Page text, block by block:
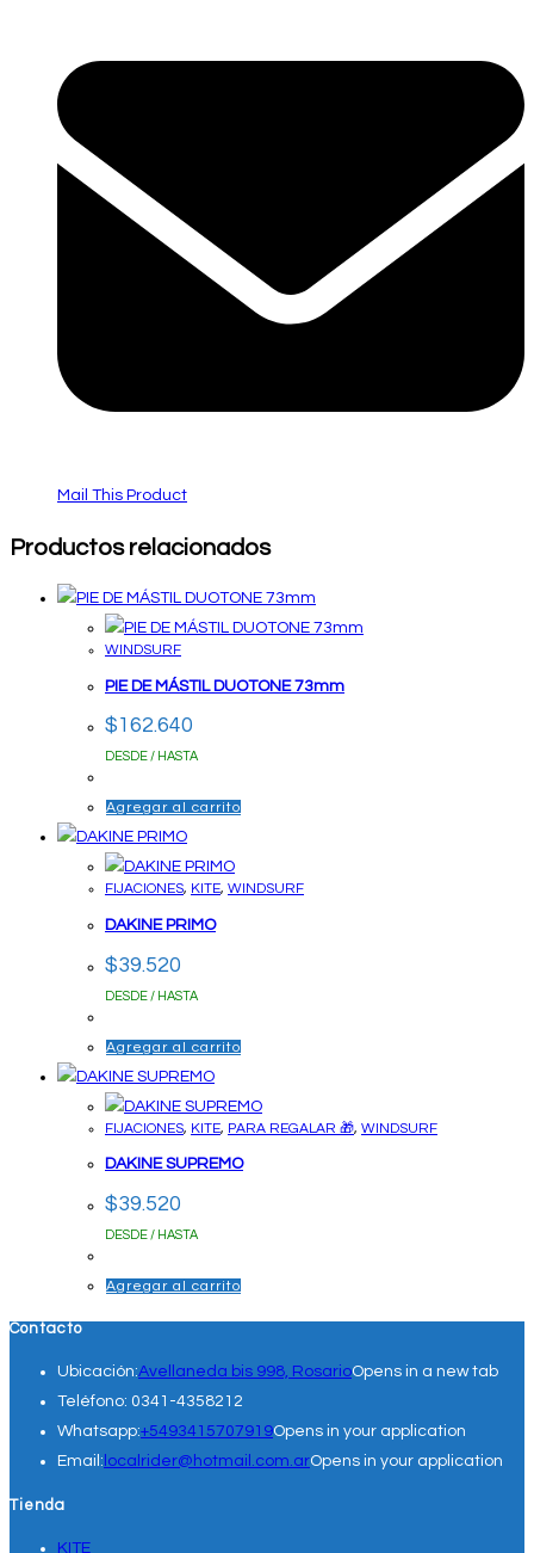
Mail This Product
Productos relacionados
WINDSURF
PIE DE MÁSTIL DUOTONE 73mm
$162.640
DESDE / HASTA
Agregar al carrito
FIJACIONES, KITE, WINDSURF
DAKINE PRIMO
$39.520
DESDE / HASTA
Agregar al carrito
FIJACIONES, KITE, PARA REGALAR 🎁, WINDSURF
DAKINE SUPREMO
$39.520
DESDE / HASTA
Agregar al carrito
Contacto
Ubicación:Avellaneda bis 998, RosarioOpens in a new tab
Teléfono: 0341-4358212
Whatsapp:+5493415707919Opens in your application
Email: localrider@hotmail.com.arOpens in your application
Tienda
KITE